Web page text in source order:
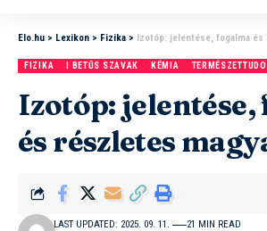
Elo.hu > Lexikon > Fizika > Izotóp: jelentése, fogalma
FIZIKA I BETŰS SZAVAK KÉMIA
Izotóp: jelentése,
és részletes
LAST UPDATED: 2025. 09. 11. 21 MIN READ